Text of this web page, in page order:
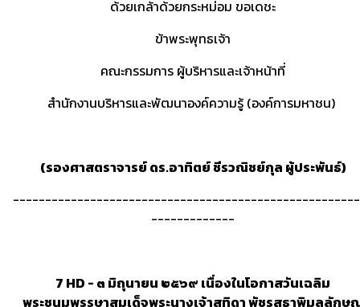
ด้วยเกล้าด้วยกระหม่อม ขอเดชะ
ข้าพระพุทธเจ้า
คณะกรรมการ ผู้บริหารและเจ้าหน้าที่
สำนักงานบริหารและพัฒนาองค์ความรู้ (องค์การมหาชน)
(รองศาสตราจารย์ ดร.อาทิตย์ ชีรวณิชย์กุล ผู้ประพันธ์)
-------------
7 HD - ๓ มิถุนายน ๒๕๖๙ เนื่องในโอกาสวันเฉลิม
พระชนมพรรษาสมเด็จพระนางเจ้าสุทิดา พัชรสุธาพิมลลักษ